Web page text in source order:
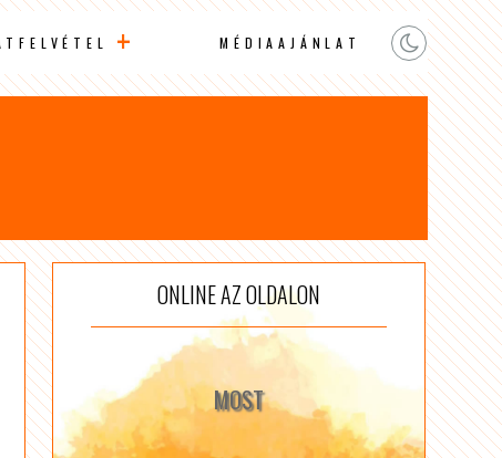
MÉDIAAJÁNLAT
ONLINE AZ OLDALON
MOST